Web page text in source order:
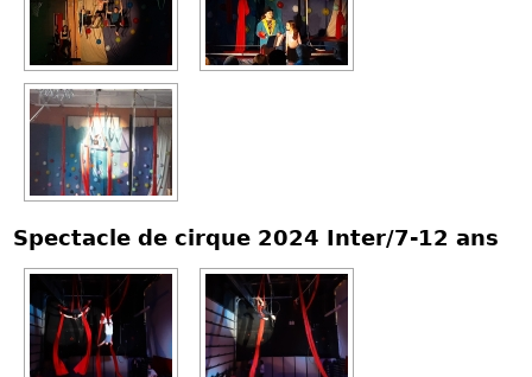
Spectacle de cirque 2024 Inter/7-12 ans